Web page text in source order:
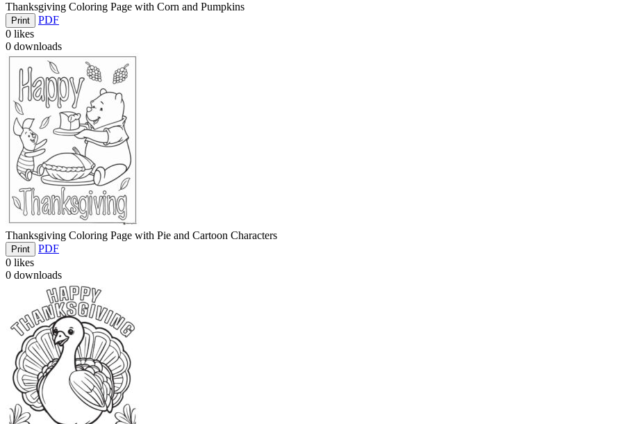
Thanksgiving Coloring Page with Corn and Pumpkins
Print
PDF
0 likes
0 downloads
Thanksgiving Coloring Page with Pie and Cartoon Characters
Print
PDF
0 likes
0 downloads